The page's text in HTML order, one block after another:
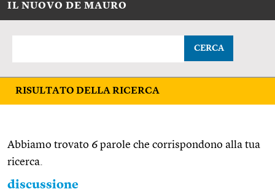
IL NUOVO DE MAURO
CERCA
RISULTATO DELLA RICERCA
Abbiamo trovato 6 parole che corrispondono alla tua
ricerca.
discussione